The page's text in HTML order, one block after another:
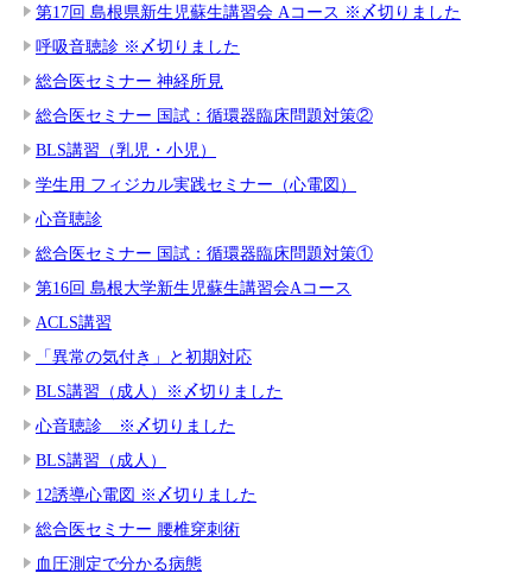
第17回 島根県新生児蘇生講習会 Aコース ※〆切りました
呼吸音聴診 ※〆切りました
総合医セミナー 神経所見
総合医セミナー 国試：循環器臨床問題対策②
BLS講習（乳児・小児）
学生用 フィジカル実践セミナー（心電図）
心音聴診
総合医セミナー 国試：循環器臨床問題対策①
第16回 島根大学新生児蘇生講習会Aコース
ACLS講習
「異常の気付き」と初期対応
BLS講習（成人）※〆切りました
心音聴診 ※〆切りました
BLS講習（成人）
12誘導心電図 ※〆切りました
総合医セミナー 腰椎穿刺術
血圧測定で分かる病態